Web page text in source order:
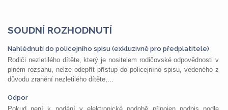
SOUDNÍ ROZHODNUTÍ
Nahlédnutí do policejního spisu (exkluzivně pro předplatitele)
Rodiči nezletilého dítěte, který je nositelem rodičovské odpovědnosti v
plném rozsahu, nelze odepřít přístup do policejního spisu, vedeného z
důvodu zranění nezletilého dítěte,...
Odpor